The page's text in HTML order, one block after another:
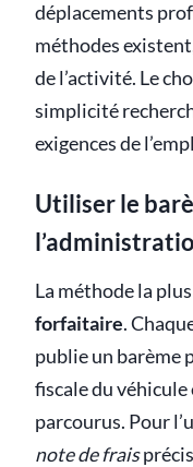
déplacements
méthodes
de l’activité. Le
simplicité
exigences de
Utiliser le
La méthode la
forfaitaire.
publie un barème
fiscale du
parcourus. Pour
note de frais